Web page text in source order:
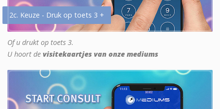
2c. Keuze - Druk op toets 3 +
Of u drukt op toets 3.
U hoort de visitekaartjes van onze mediums